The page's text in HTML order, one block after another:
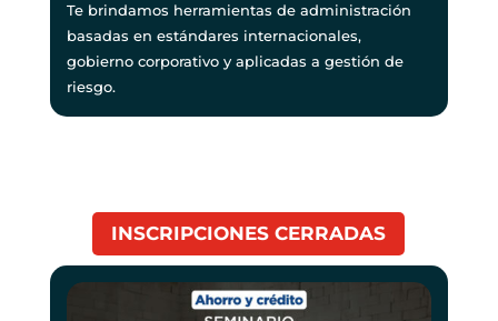
Te brindamos herramientas de administración
basadas en estándares internacionales,
gobierno corporativo y aplicadas a gestión de
riesgo.
INSCRIPCIONES CERRADAS